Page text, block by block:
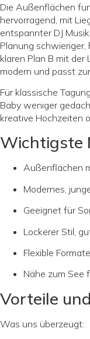
Die Außenflächen
hervorragend, mit
entspannter DJ
Planung
klaren Plan B mit
modern und passt
Für klassische
Baby weniger
kreative Hochzeiten
Wichtigste
Außenflächen
Modernes,
Geeignet für
Lockerer Stil,
Flexible
Nähe zum See
Vorteile
Was uns überzeugt: